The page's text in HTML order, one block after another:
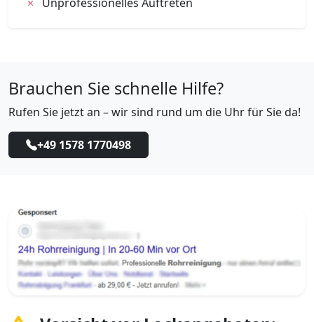
Brauchen Sie schnelle Hilfe?
Rufen Sie jetzt an – wir sind rund um die Uhr für Sie da!
+49 1578 1770498